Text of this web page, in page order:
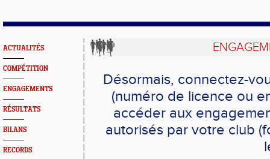
ACTUALITÉS
COMPÉTITION
ENGAGEMENTS
RÉSULTATS
BILANS
RECORDS
Désormais, connectez-
(numéro de licence ou
accéder aux
autorisés par votre club